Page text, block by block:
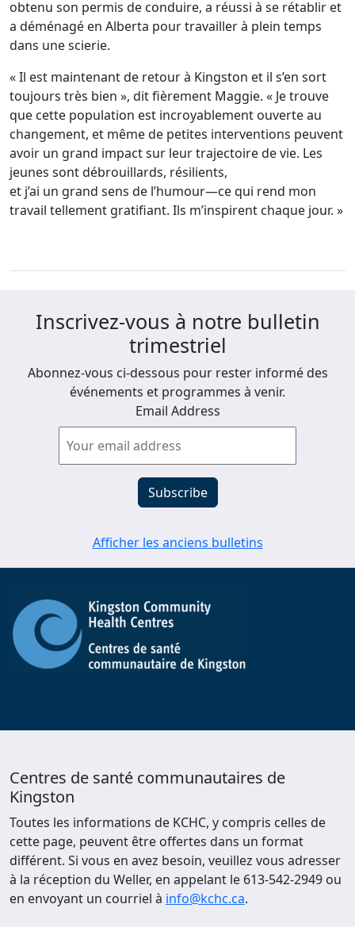
obtenu son permis de conduire, a réussi à se rétablir et
a déménagé en Alberta pour travailler à plein temps
dans une scierie.
« Il est maintenant de retour à Kingston et il s’en sort
toujours très bien », dit fièrement Maggie. « Je trouve
que cette population est incroyablement ouverte au
changement, et même de petites interventions peuvent
avoir un grand impact sur leur trajectoire de vie. Les
jeunes sont débrouillards, résilients,
et j’ai un grand sens de l’humour—ce qui rend mon
travail tellement gratifiant. Ils m’inspirent chaque jour. »
Inscrivez-vous à notre bulletin
trimestriel
Abonnez-vous ci-dessous pour rester informé des
événements et programmes à venir.
Email Address
Afficher les anciens bulletins
Centres de santé communautaires de
Kingston
Toutes les informations de KCHC, y compris celles de
cette page, peuvent être offertes dans un format
différent. Si vous en avez besoin, veuillez vous adresser
à la réception du Weller, en appelant le 613-542-2949 ou
en envoyant un courriel à info@kchc.ca.